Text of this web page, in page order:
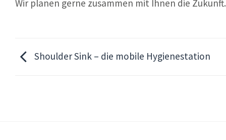
Wir planen gerne zusammen mit Ihnen die Zukunft.​
Shoulder Sink – die mobile Hygienestation